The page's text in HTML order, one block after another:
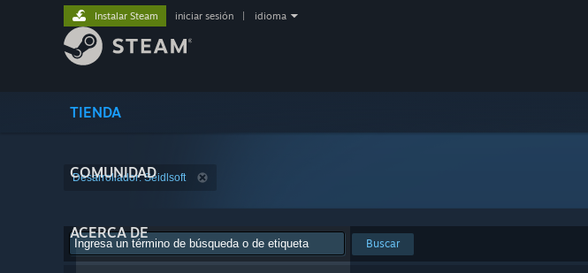
TIENDA
COMUNIDAD
ACERCA DE
Instalar Steam iniciar sesión idioma
Desarrollador: Seidlsoft
Buscar